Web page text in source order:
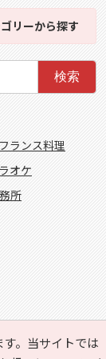
。当サイトでは
リーから探す
検索
フランス料理
オケ
所